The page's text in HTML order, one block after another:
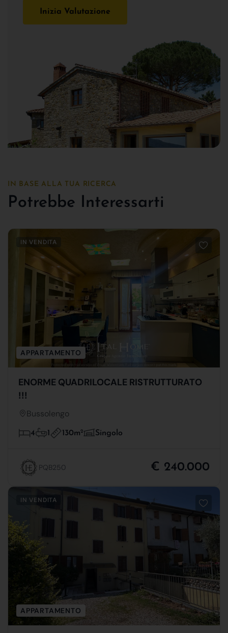
Inizia Valutazione
IN BASE ALLA TUA RICERCA
Potrebbe Interessarti
IN VENDITA
APPARTAMENTO
ENORME QUADRILOCALE RISTRUTTURATO
!!!
Bussolengo
4 1 130m2 Singolo
PQB250 € 240.000
IN VENDITA
APPARTAMENTO